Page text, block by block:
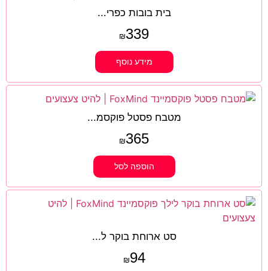
בית בובות כפרי...
₪339
מידע נוסף
מטבח פסטל פוקסמ...
₪365
הוספה לסל
סט ארוחת בוקר ל...
₪94